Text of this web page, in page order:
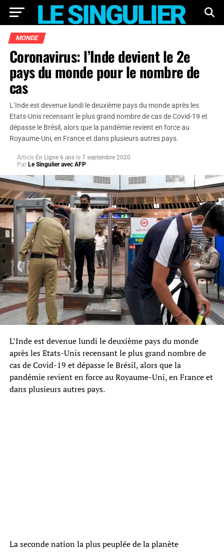
MONDE
Coronavirus: l’Inde devient le 2e
pays du monde pour le nombre de
cas
L’Inde est devenue lundi le deuxième pays du monde après les
Etats-Unis recensant le plus grand nombre de cas de Covid-19 et
dépasse le Brésil, alors que la pandémie revient en force au
Royaume-Uni, en France et dans plusieurs autres pays.
Article En Ligne 6 ans le 7 septembre 2020
Par Le Singulier avec AFP
L’Inde est devenue lundi le deuxième pays du monde
après les Etats-Unis recensant le plus grand nombre de
cas de Covid-19 et dépasse le Brésil, alors que la
pandémie revient en force au Royaume-Uni, en France et
dans plusieurs autres pays.
La seconde nation la plus peuplée de la planète